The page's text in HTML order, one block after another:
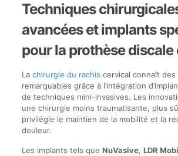
Techniques
avancées et implants
pour la prothèse
La chirurgie du rachis cervical connaît des
remarquables grâce à l’intégration
de techniques mini-invasives. Les
une chirurgie moins traumatisante, plus
privilégie le maintien de la mobilité et la
douleur.
Les implants tels que NuVasive, LDR